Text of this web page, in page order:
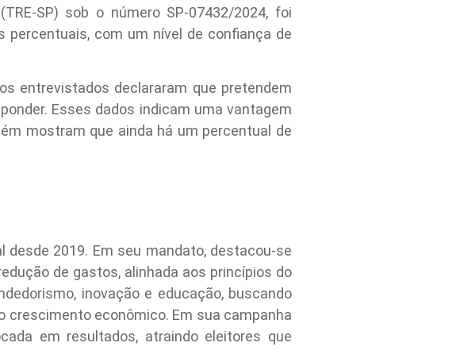
SP) sob o número SP-07432/2024, foi
percentuais, com um nível de confiança de
entrevistados declararam que pretendem
Esses dados indicam uma vantagem
mostram que ainda há um percentual de
2019. Em seu mandato, destacou-se
de gastos, alinhada aos princípios do
inovação e educação, buscando
crescimento econômico. Em sua campanha
em resultados, atraindo eleitores que